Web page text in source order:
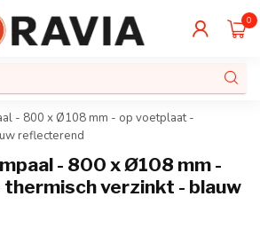
0
- 800 x Ø108 mm - op voetplaat -
reflecterend
- 800 x Ø108 mm -
verzinkt - blauw